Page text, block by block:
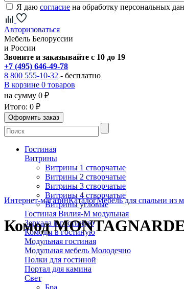
Я даю согласие на обработку персональных
Авторизоваться
Мебель Белоруссии
и России
Звоните и заказывайте с 10 до 19
+7 (495) 646-49-78
8 800 555-10-32 - бесплатно
В корзине 0 товаров
на сумму 0 ₽
Итого: 0 ₽
Гостиная
Витрины
Витрины 1 створчатые
Витрины 2 створчатые
Витрины 3 створчатые
Витрины 4 створчатые
Витрины угловые
Гостиная Вилия-М модульная
Зеркала в гостиную
Комоды в гостиную
Модульная гостиная
Модульная мебель Молодечно
Полки для гостиной
Портал для камина
Свет
Интернет-магазинКаталогМебель для спальни из
Комод